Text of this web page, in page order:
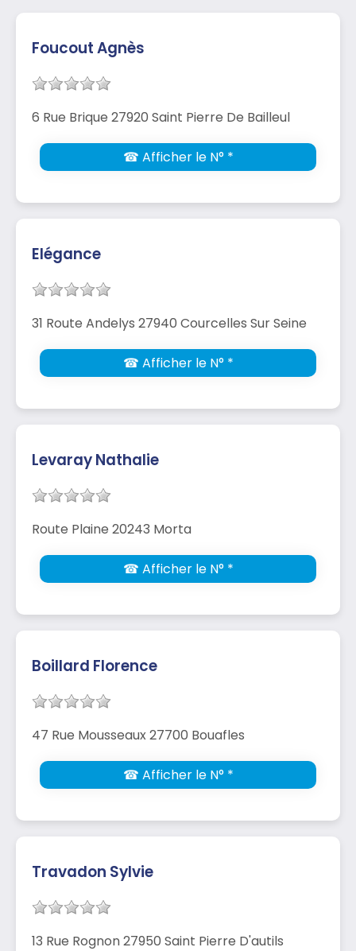
Foucout Agnès
6 Rue Brique 27920 Saint Pierre De Bailleul
☎ Afficher le N° *
Elégance
31 Route Andelys 27940 Courcelles Sur Seine
☎ Afficher le N° *
Levaray Nathalie
Route Plaine 20243 Morta
☎ Afficher le N° *
Boillard Florence
47 Rue Mousseaux 27700 Bouafles
☎ Afficher le N° *
Travadon Sylvie
13 Rue Rognon 27950 Saint Pierre D'autils